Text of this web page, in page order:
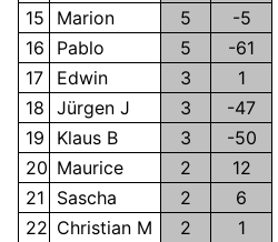
15
Marion 5
-5
16
Pablo 5
-61
17
Edwin 3
1
18 Jürgen J 3
-47
19
Klaus B 3
-50
20 Maurice 2
12
21
Sascha 2
6
22 Christian M 2
1